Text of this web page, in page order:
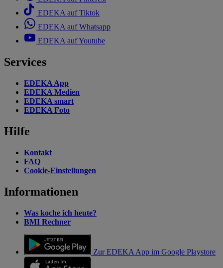
EDEKA auf Tiktok
EDEKA auf Whatsapp
EDEKA auf Youtube
Services
EDEKA App
EDEKA Medien
EDEKA smart
EDEKA Foto
Hilfe
Kontakt
FAQ
Cookie-Einstellungen
Informationen
Was koche ich heute?
BMI Rechner
Zur EDEKA App im Google Playstore